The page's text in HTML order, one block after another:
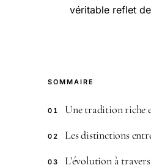
véritable reflet
SOMMAIRE
01 Une tradition riche
02 Les distinctions
03 L’évolution à